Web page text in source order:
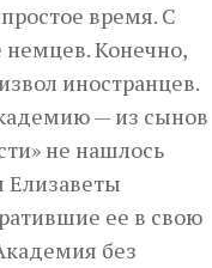
время. С
немцев. Конечно,
иностранцев.
— из сынов
не нашлось
Елизаветы
ее в свою
без